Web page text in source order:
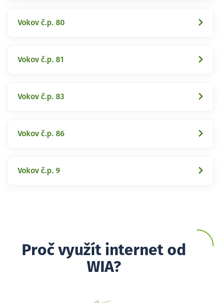
Vokov č.p. 80
Vokov č.p. 81
Vokov č.p. 83
Vokov č.p. 86
Vokov č.p. 9
Proč využít internet od
WIA?